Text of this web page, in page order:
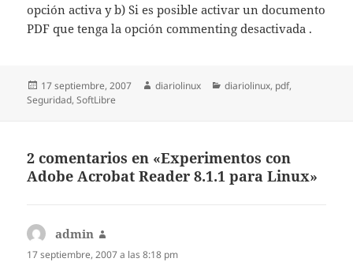
opción activa y b) Si es posible activar un documento
PDF que tenga la opción commenting desactivada .
Publicado
el
17 septiembre, 2007 Autor
diariolinux Categorías
diariolinux, pdf,
Seguridad,SoftLibre
2 comentarios en «Experimentos con
Adobe Acrobat Reader 8.1.1 para Linux»
admin
17 septiembre, 2007 a las 8:18 pm